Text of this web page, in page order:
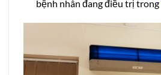
bệnh nhân đang điều trị trong